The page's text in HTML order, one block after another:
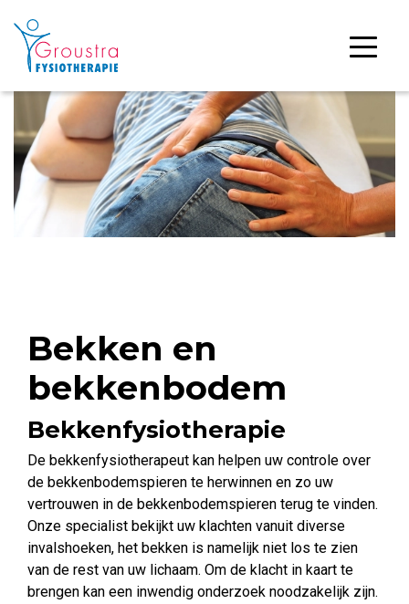
Bekken en
bekkenbodem
Bekkenfysiotherapie
De bekkenfysiotherapeut kan helpen uw controle over
de bekkenbodemspieren te herwinnen en zo uw
vertrouwen in de bekkenbodemspieren terug te vinden.
Onze specialist bekijkt uw klachten vanuit diverse
invalshoeken, het bekken is namelijk niet los te zien
van de rest van uw lichaam. Om de klacht in kaart te
brengen kan een inwendig onderzoek noodzakelijk zijn.